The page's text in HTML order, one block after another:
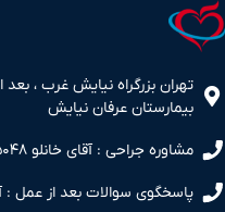
تهران بزرگراه نیایش غرب ، بعد
بیمارستان عرفان نیایش
مشاوره جراحی : آقای خانلو ۰۹۱۲۴۷۰۵۰۴۸
پاسخگوی سوالات بعد از عمل : آقای